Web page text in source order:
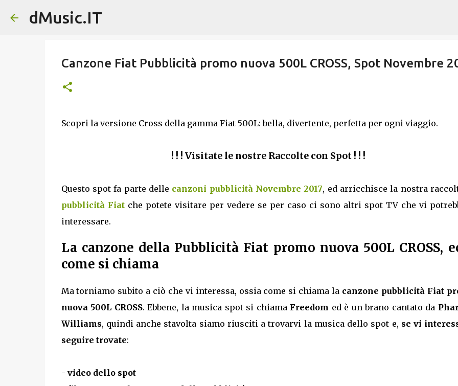
dMusic.IT
Canzone Fiat Pubblicità promo nuova 500L CROSS, Spot Novembre
Scopri la versione Cross della gamma Fiat 500L: bella, divertente, perfetta per ogni viaggio.
! ! ! Visitate le nostre Raccolte con Spot ! ! !
Questo spot fa parte delle canzoni pubblicità Novembre 2017, ed arricchisce la nostra
pubblicità Fiatche potete visitare per vedere se per caso ci sono altri spot TV che vi
interessare.
La canzone della Pubblicità Fiat promo nuova 500L CROSS,
come si chiama
Ma torniamo subito a ciò che vi interessa, ossia come si chiama la canzone pubblicità Fiat
nuova 500L CROSS. Ebbene, la musica spot si chiama Freedom ed è un brano cantato da
Williams, quindi anche stavolta siamo riusciti a trovarvi la musica dello spot e, se vi
seguire trovate:
- video dello spot